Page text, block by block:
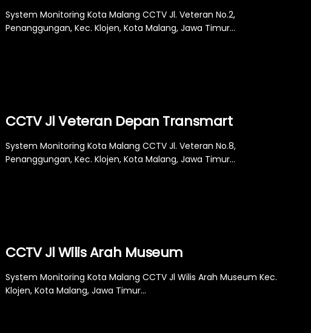
System Monitoring Kota Malang CCTV Jl. Veteran No.2,
Penanggungan, Kec. Klojen, Kota Malang, Jawa Timur...
CCTV Jl Veteran Depan Transmart
System Monitoring Kota Malang CCTV Jl. Veteran No.8,
Penanggungan, Kec. Klojen, Kota Malang, Jawa Timur...
CCTV Jl Wilis Arah Museum
System Monitoring Kota Malang CCTV Jl Wilis Arah Museum Kec.
Klojen, Kota Malang, Jawa Timur...